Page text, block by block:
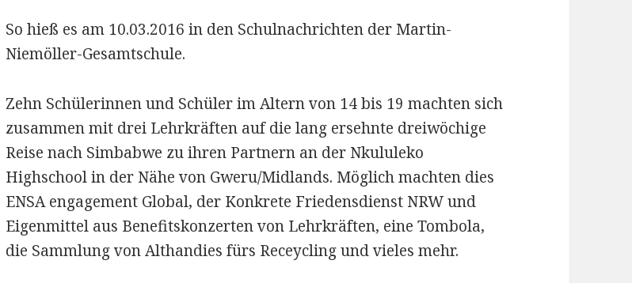
So hieß es am 10.03.2016 in den Schulnachrichten der Martin-
Niemöller-Gesamtschule.
Zehn Schülerinnen und Schüler im Altern von 14 bis 19 machten sich
zusammen mit drei Lehrkräften auf die lang ersehnte dreiwöchige
Reise nach Simbabwe zu ihren Partnern an der Nkululeko
Highschool in der Nähe von Gweru/Midlands. Möglich machten dies
ENSA engagement Global, der Konkrete Friedensdienst NRW und
Eigenmittel aus Benefitskonzerten von Lehrkräften, eine Tombola,
die Sammlung von Althandies fürs Receycling und vieles mehr.